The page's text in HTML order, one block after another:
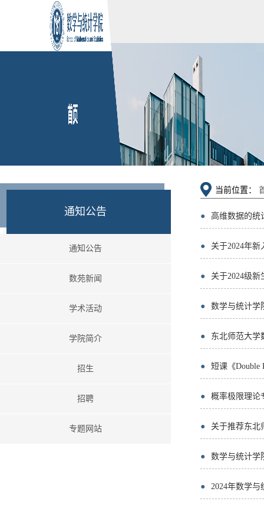
通知公告
通知公告
数苑新闻
学术活动
学院简介
招生
招聘
专题网站
当前位置：
● 高维数据的统
● 关于2024年
● 关于2024级
● 数学与统计学
● 东北师范大学
● 短课《Double
● 概率极限理论
● 关于推荐东北
● 数学与统计学
● 2024年数学